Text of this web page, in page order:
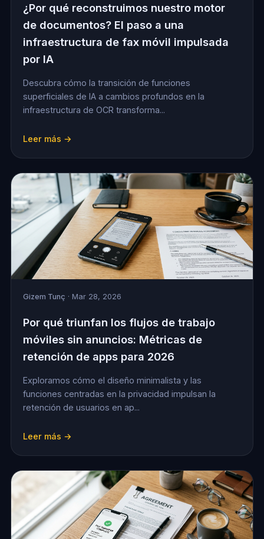
¿Por qué reconstruimos nuestro motor
de documentos? El paso a una
infraestructura de fax móvil impulsada
por IA
Descubra cómo la transición de funciones
superficiales de IA a cambios profundos en la
infraestructura de OCR transforma...
Leer más →
Gizem Tunç · Mar 28, 2026
Por qué triunfan los flujos de trabajo
móviles sin anuncios: Métricas de
retención de apps para 2026
Exploramos cómo el diseño minimalista y las
funciones centradas en la privacidad impulsan la
retención de usuarios en ap...
Leer más →